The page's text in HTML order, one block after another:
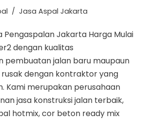
Jasa Aspal Jakarta
Pengaspalan Jakarta Harga Mulai
dengan kualitas
pembuatan jalan baru maupaun
dengan kontraktor yang
Kami merupakan perusahaan
jasa konstruksi jalan terbaik,
hotmix, cor beton ready mix